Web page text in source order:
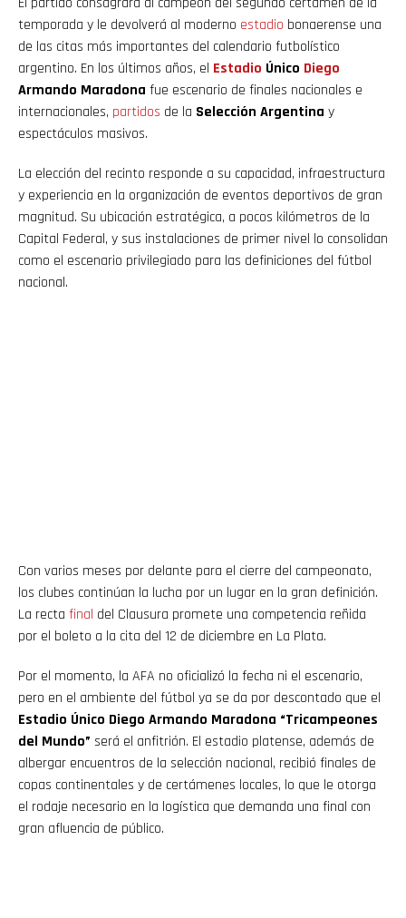
temporada y le devolverá al moderno estadio bonaerense una
de las citas más importantes del calendario futbolístico
argentino. En los últimos años, el Estadio Único Diego
Armando Maradona fue escenario de finales nacionales e
internacionales, partidos de la Selección Argentina y
espectáculos masivos.
La elección del recinto responde a su capacidad, infraestructura
y experiencia en la organización de eventos deportivos de gran
magnitud. Su ubicación estratégica, a pocos kilómetros de la
Capital Federal, y sus instalaciones de primer nivel lo consolidan
como el escenario privilegiado para las definiciones del fútbol
nacional.
Con varios meses por delante para el cierre del campeonato,
los clubes continúan la lucha por un lugar en la gran definición.
La recta final del Clausura promete una competencia reñida
por el boleto a la cita del 12 de diciembre en La Plata.
Por el momento, la AFA no oficializó la fecha ni el escenario,
pero en el ambiente del fútbol ya se da por descontado que el
Estadio Único Diego Armando Maradona “Tricampeones
del Mundo” será el anfitrión. El estadio platense, además de
albergar encuentros de la selección nacional, recibió finales de
copas continentales y de certámenes locales, lo que le otorga
el rodaje necesario en la logística que demanda una final con
gran afluencia de público.